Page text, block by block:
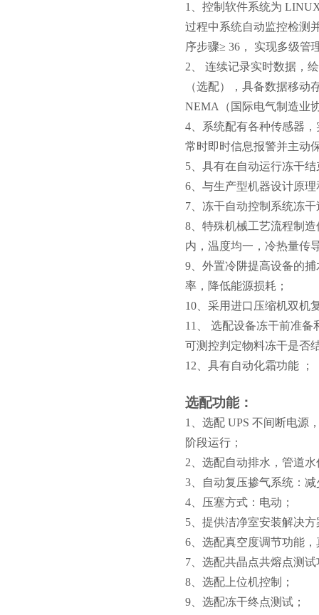
1、控制软件系统为
过程中系统自动监控检测
序步骤≥ 36， 实现多级
2、 连续记录实时数据，
（选配），具备数据移动
NEMA（国际电气制造业
4、系统配有各种传感器
常时即时信息报警并主动
5、具有在自动运行冻干
6、与生产型机器设计原
7、冻干自动控制系统冻
8、特殊机械工艺流程制
内，温度均一，冷热量传
9、外置冷阱提高设备的
率，降低能源损耗；
10、采用进口压缩机双机
11、 选配设备冻干前准
可测控判定物料冻干是否
12、具有自动化霜功能 ；
选配功能：
1、选配 UPS 不间断电源
阶段运行；
2、选配自动排水，管道
3、自动复压掺气系统：
4、压塞方式：电动；
5、提供洁净室安装解决方
6、选配真空度调节功能，
7、选配共晶点共熔点测
8、选配上位机控制；
9、选配冻干终点测试；